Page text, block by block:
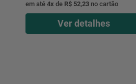
em até 4x de R$ 52,23 no cartão
Ver detalhes